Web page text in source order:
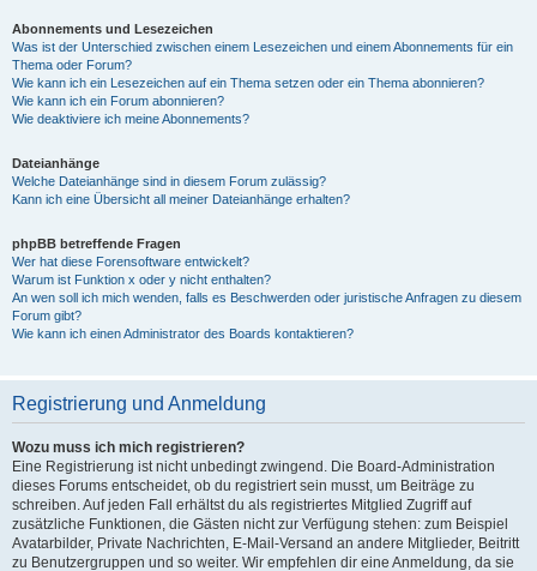
Abonnements und Lesezeichen
Was ist der Unterschied zwischen einem Lesezeichen und einem Abonnements für ein
Thema oder Forum?
Wie kann ich ein Lesezeichen auf ein Thema setzen oder ein Thema abonnieren?
Wie kann ich ein Forum abonnieren?
Wie deaktiviere ich meine Abonnements?
Dateianhänge
Welche Dateianhänge sind in diesem Forum zulässig?
Kann ich eine Übersicht all meiner Dateianhänge erhalten?
phpBB betreffende Fragen
Wer hat diese Forensoftware entwickelt?
Warum ist Funktion x oder y nicht enthalten?
An wen soll ich mich wenden, falls es Beschwerden oder juristische Anfragen zu diesem
Forum gibt?
Wie kann ich einen Administrator des Boards kontaktieren?
Registrierung und Anmeldung
Wozu muss ich mich registrieren?
Eine Registrierung ist nicht unbedingt zwingend. Die Board-Administration
dieses Forums entscheidet, ob du registriert sein musst, um Beiträge zu
schreiben. Auf jeden Fall erhältst du als registriertes Mitglied Zugriff auf
zusätzliche Funktionen, die Gästen nicht zur Verfügung stehen: zum Beispiel
Avatarbilder, Private Nachrichten, E-Mail-Versand an andere Mitglieder, Beitritt
zu Benutzergruppen und so weiter. Wir empfehlen dir eine Anmeldung, da sie